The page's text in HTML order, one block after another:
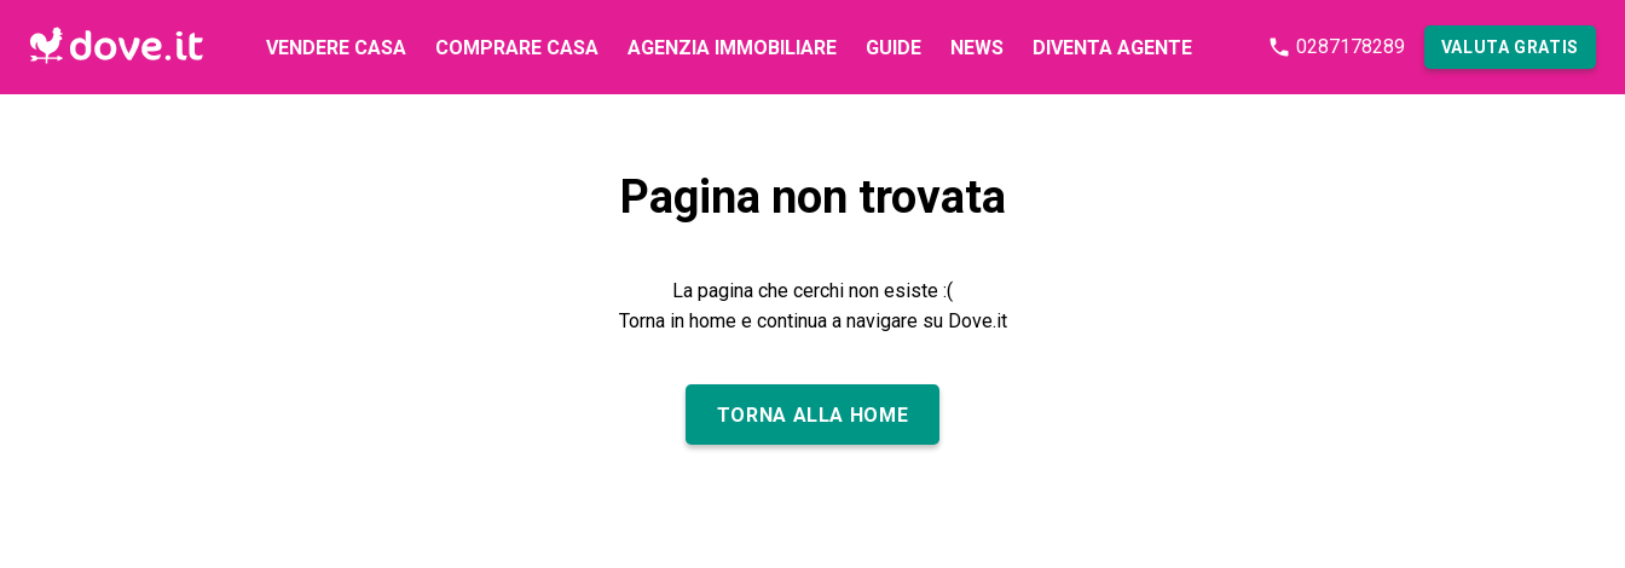
VENDERE CASA COMPRARE CASA AGENZIA IMMOBILIARE GUIDE NEWS DIVENTA AGENTE 0287178289 VALUTA GRATIS
Pagina non trovata
La pagina che cerchi non esiste :(
Torna in home e continua a navigare su Dove.it
TORNA ALLA HOME